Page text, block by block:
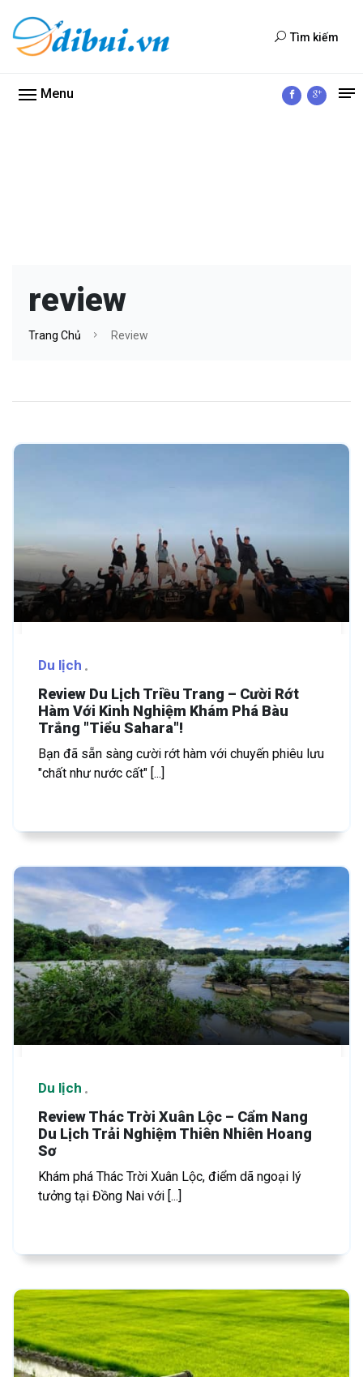
Tìm kiếm
Menu
review
Trang Chủ Review
Du lịch
Review Du Lịch Triều Trang – Cười Rớt
Hàm Với Kinh Nghiệm Khám Phá Bàu
Trắng "Tiểu Sahara"!
Bạn đã sẵn sàng cười rớt hàm với chuyến phiêu lưu
"chất như nước cất" [...]
Du lịch
Review Thác Trời Xuân Lộc – Cẩm Nang
Du Lịch Trải Nghiệm Thiên Nhiên Hoang
Sơ
Khám phá Thác Trời Xuân Lộc, điểm dã ngoại lý
tưởng tại Đồng Nai với [...]